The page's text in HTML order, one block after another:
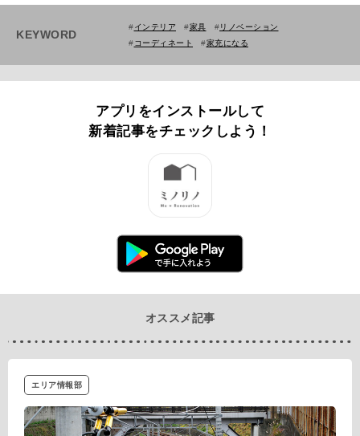
KEYWORD
#インテリア #家具 #リノベーション
#コーディネート #家充になる
アプリをインストールして
新着記事をチェックしよう！
オススメ記事
エリア情報部